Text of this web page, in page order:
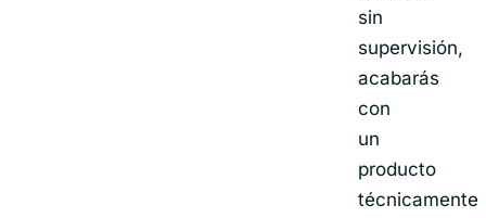
sin
supervisión,
acabarás
con
un
producto
técnicamente